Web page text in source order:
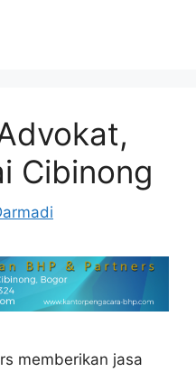
Cibinong
memberikan jasa